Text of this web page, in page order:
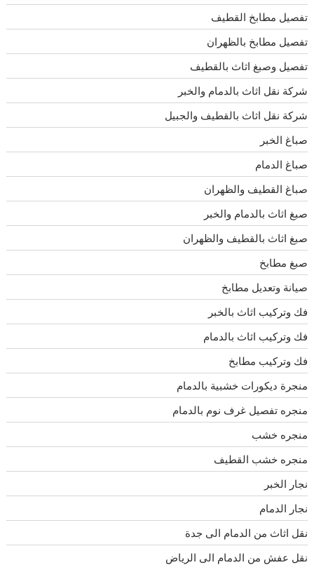
تفصيل مطابخ القطيف
تفصيل مطابخ بالظهران
تفصيل وصبغ اثاث بالقطيف
شركة نقل اثاث بالدمام والخبر
شركة نقل اثاث بالقطيف والجبيل
صباغ الخبر
صباغ الدمام
صباغ القطيف والظهران
صبغ اثاث بالدمام والخبر
صبغ اثاث بالقطيف والظهران
صبغ مطابخ
صيانة وتعديل مطابخ
فك وتركيب اثاث بالخبر
فك وتركيب اثاث بالدمام
فك وتركيب مطابخ
منجرة ديكورات خشبية بالدمام
منجره تفصيل غرف نوم بالدمام
منجره خشب
منجره خشب القطيف
نجار الخبر
نجار الدمام
نقل اثاث من الدمام الى جدة
نقل عفش من الدمام الى الرياض